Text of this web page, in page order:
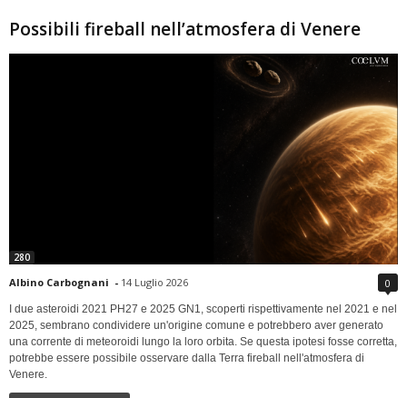
Possibili fireball nell’atmosfera di Venere
280
Albino Carbognani - 14 Luglio 2026 0
I due asteroidi 2021 PH27 e 2025 GN1, scoperti rispettivamente nel 2021 e nel
2025, sembrano condividere un'origine comune e potrebbero aver generato
una corrente di meteoroidi lungo la loro orbita. Se questa ipotesi fosse corretta,
potrebbe essere possibile osservare dalla Terra fireball nell'atmosfera di
Venere.